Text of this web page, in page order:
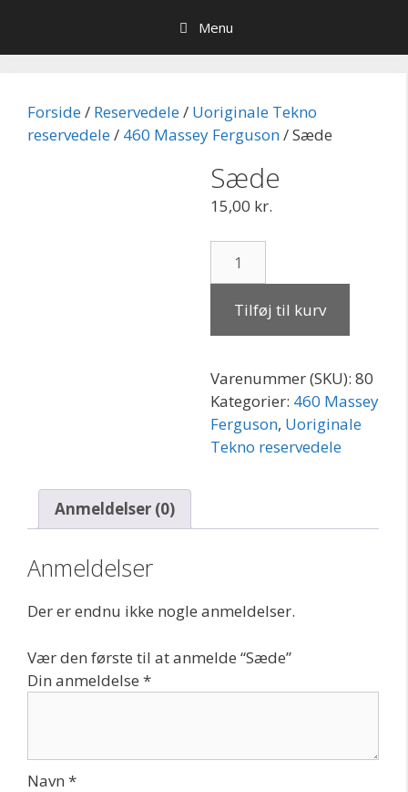
indhold
Menu
Forside/ Reservedele/ Uoriginale Tekno
reservedele/ 460 Massey Ferguson/ Sæde
Sæde
15,00 kr.
antal
Tilføj til kurv
Varenummer (SKU): 80
Kategorier: 460 Massey
Ferguson, Uoriginale
Tekno reservedele
Anmeldelser (0)
Anmeldelser
Der er endnu ikke nogle anmeldelser.
Vær den første til at anmelde “Sæde”
Din anmeldelse *
Navn *